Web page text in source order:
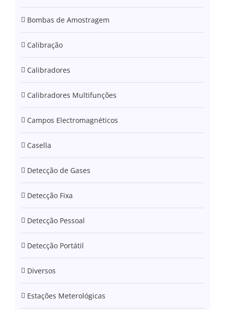
Bombas de Amostragem
Calibração
Calibradores
Calibradores Multifunções
Campos Electromagnéticos
Casella
Detecção de Gases
Detecção Fixa
Detecção Pessoal
Detecção Portátil
Diversos
Estações Meterológicas